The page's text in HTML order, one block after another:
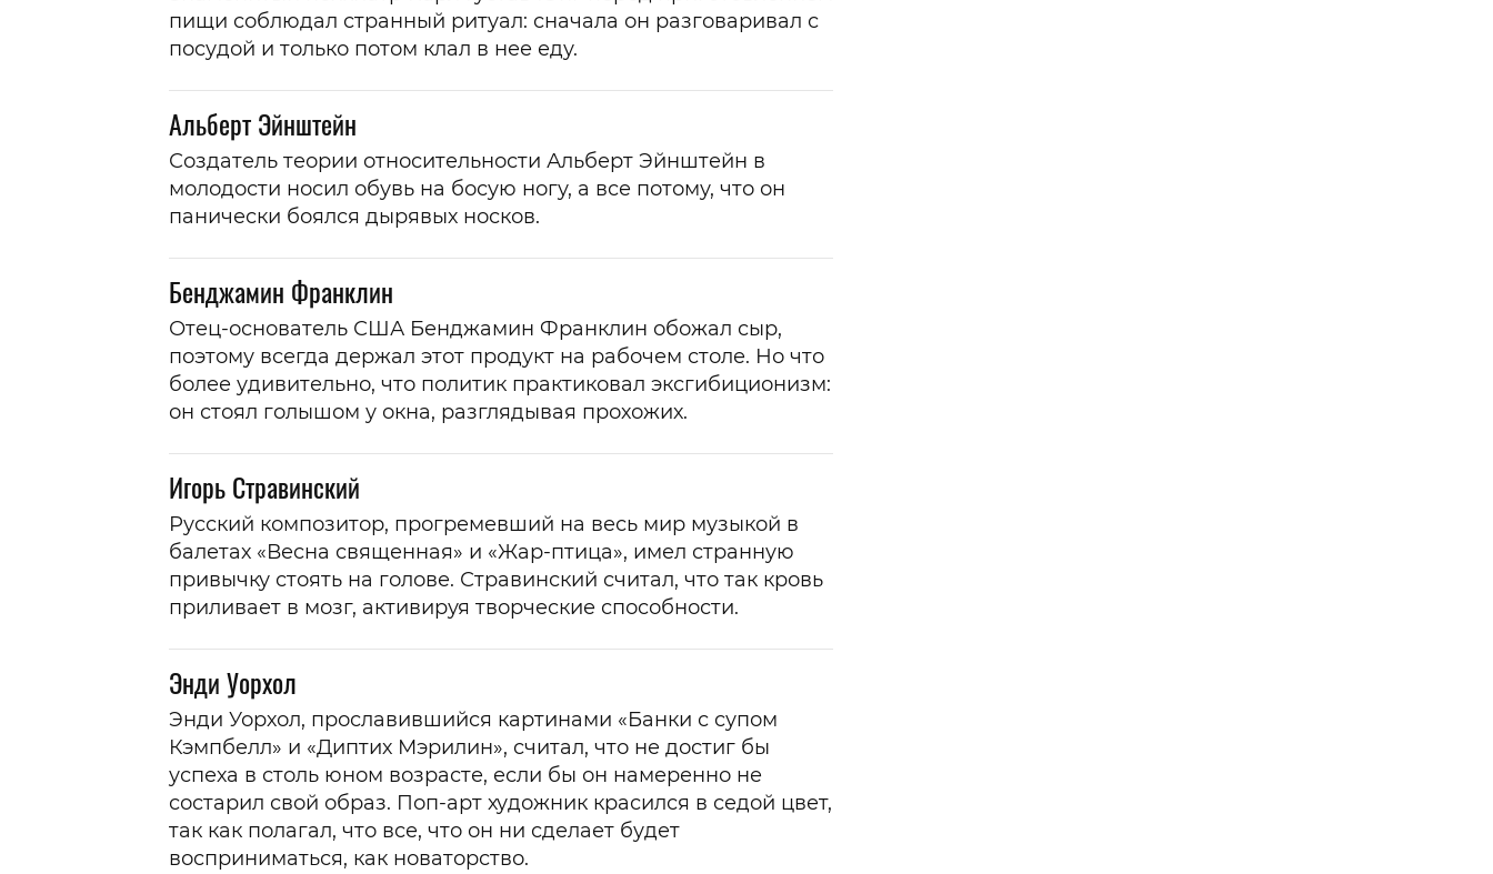
пищи соблюдал странный ритуал: сначала он разговаривал с
посудой и только потом клал в нее еду.
Альберт Эйнштейн
Создатель теории относительности Альберт Эйнштейн в
молодости носил обувь на босую ногу, а все потому, что он
панически боялся дырявых носков.
Бенджамин Франклин
Отец-основатель США Бенджамин Франклин обожал сыр,
поэтому всегда держал этот продукт на рабочем столе. Но что
более удивительно, что политик практиковал эксгибиционизм:
он стоял голышом у окна, разглядывая прохожих.
Игорь Стравинский
Русский композитор, прогремевший на весь мир музыкой в
балетах «Весна священная» и «Жар-птица», имел странную
привычку стоять на голове. Стравинский считал, что так кровь
приливает в мозг, активируя творческие способности.
Энди Уорхол
Энди Уорхол, прославившийся картинами «Банки с супом
Кэмпбелл» и «Диптих Мэрилин», считал, что не достиг бы
успеха в столь юном возрасте, если бы он намеренно не
состарил свой образ. Поп-арт художник красился в седой цвет,
так как полагал, что все, что он ни сделает будет
восприниматься, как новаторство.